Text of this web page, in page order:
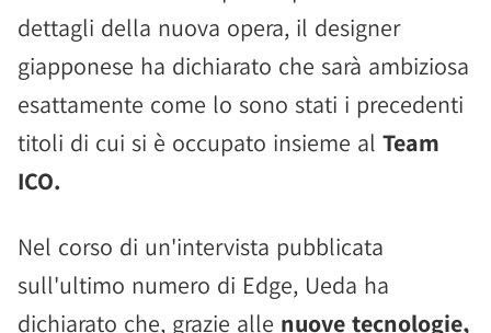
dettagli della nuova opera, il designer
giapponese ha dichiarato che sarà ambiziosa
esattamente come lo sono stati i precedenti
titoli di cui si è occupato insieme al Team
ICO.
Nel corso di un'intervista pubblicata
sull'ultimo numero di Edge, Ueda ha
dichiarato che, grazie alle nuove tecnologie,